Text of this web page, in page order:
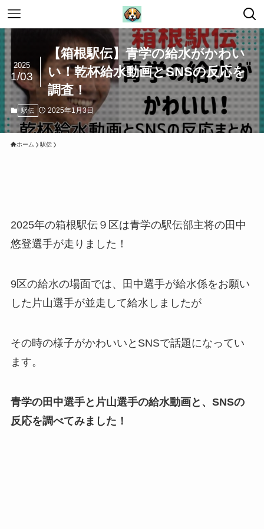
【箱根駅伝】青学の給水がかわい
い！乾杯給水動画とSNSの反応を
調査！
2025
1/03
駅伝 2025年1月3日
ホーム 駅伝
2025年の箱根駅伝９区は青学の駅伝部主将の田中
悠登選手が走りました！
9区の給水の場面では、田中選手が給水係をお願い
した片山選手が並走して給水しましたが
その時の様子がかわいいとSNSで話題になってい
ます。
青学の田中選手と片山選手の給水動画と、SNSの
反応を調べてみました！